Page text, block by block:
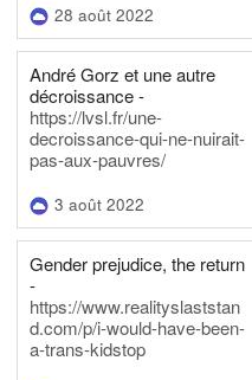
28 août 2022
André Gorz et une autre
décroissance -
https://lvsl.fr/une-
decroissance-qui-ne-nuirait-
pas-aux-pauvres/
3 août 2022
Gender prejudice, the return
-
https://www.realityslaststan
d.com/p/i-would-have-been-
a-trans-kidstop